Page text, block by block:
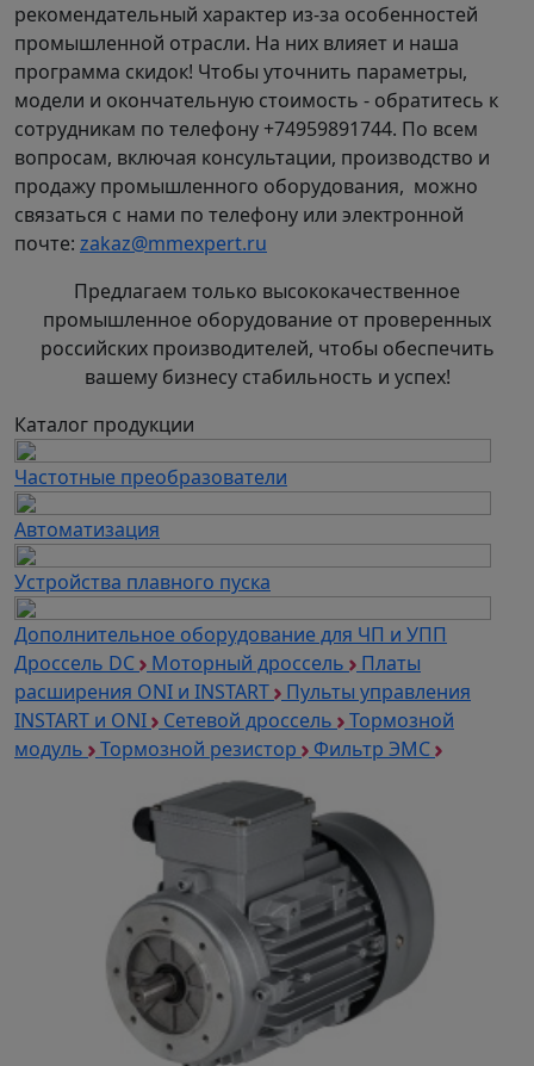
рекомендательный характер из-за особенностей
промышленной отрасли. На них влияет и наша
программа скидок! Чтобы уточнить параметры,
модели и окончательную стоимость - обратитесь к
сотрудникам по телефону +74959891744. По всем
вопросам, включая консультации, производство и
продажу промышленного оборудования, можно
связаться с нами по телефону или электронной
почте: zakaz@mmexpert.ru
Предлагаем только высококачественное
промышленное оборудование от проверенных
российских производителей, чтобы обеспечить
вашему бизнесу стабильность и успех!
Каталог продукции
Частотные преобразователи
Автоматизация
Устройства плавного пуска
Дополнительное оборудование для ЧП и УПП
Дроссель DC
Моторный дроссель
Платы
расширения ONI и INSTART
Пульты управления
INSTART и ONI
Сетевой дроссель
Тормозной
модуль
Тормозной резистор Фильтр ЭМС